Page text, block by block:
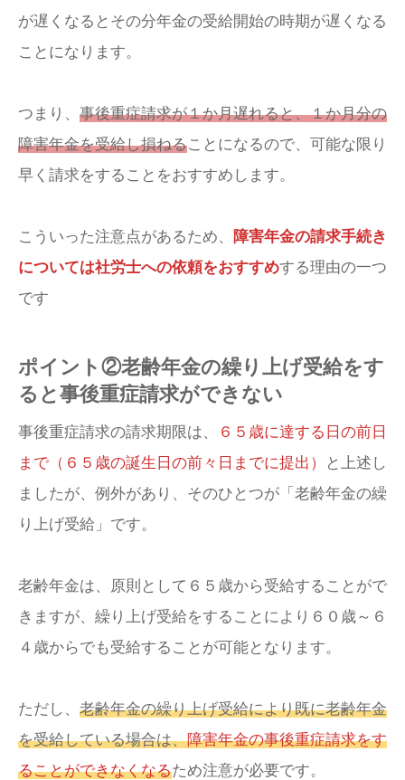
が遅くなるとその分年金の受給開始の時期が遅くなる
ことになります。
つまり、 事後重症請求が１か月遅れると、１か月分の
障害年金を受給し損ねることになるので、可能な限り
早く請求をすることをおすすめします。
こういった注意点があるため、
障害年金の請求手続き
については社労士への依頼をおすすめする理由の一つ
です
ポイント②老齢年金の繰り上げ受給をす
ると事後重症請求ができない
事後重症請求の請求期限は、
６５歳に達する日の前日
まで（６５歳の誕生日の前々日までに提出）
と上述し
ましたが、例外があり、そのひとつが「老齢年金の繰
り上げ受給」です。
老齢年金は、原則として６５歳から受給することがで
きますが、繰り上げ受給をすることにより６０歳～６
４歳からでも受給することが可能となります。
ただし、 老齢年金の繰り上げ受給により既に老齢年金
を受給している場合は、障害年金の事後重症請求をす
ることができなくなるため注意が必要です。